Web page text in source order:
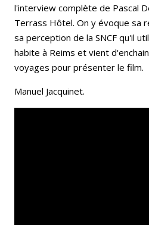
l'interview complète de Pascal
Terrass Hôtel. On y évoque sa
sa perception de la SNCF qu'il
habite à Reims et vient
voyages pour présenter le film.
Manuel Jacquinet.